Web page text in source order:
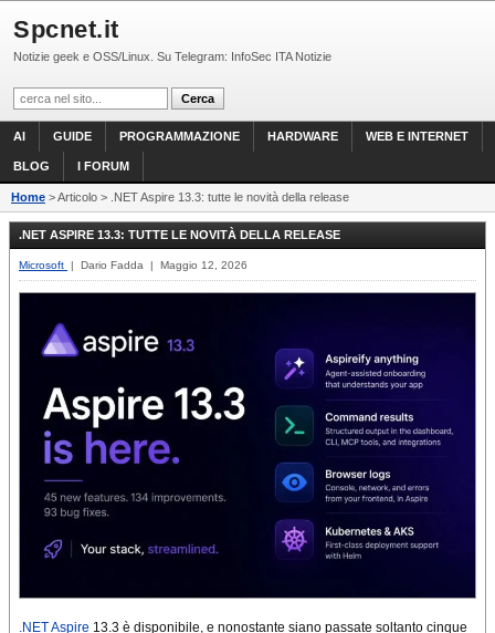
Spcnet.it
Notizie geek e OSS/Linux. Su Telegram: InfoSec ITA Notizie
AI GUIDE PROGRAMMAZIONE HARDWARE WEB E INTERNET
BLOG I FORUM
Home > Articolo > .NET Aspire 13.3: tutte le novità della release
.NET ASPIRE 13.3: TUTTE LE NOVITÀ DELLA RELEASE
Microsoft | Dario Fadda | Maggio 12, 2026
.NETAspire 13.3 è disponibile, e nonostante siano passate soltanto cinque